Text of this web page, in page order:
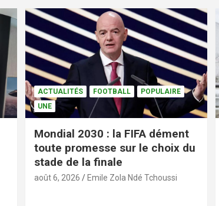
ACTUALITÉS FOOTBALL
POPULAIRE
UNE
Mondial 2030 : la FIFA dément
toute promesse sur le choix du
stade de la finale
août 6, 2026 Emile Zola Ndé Tchoussi